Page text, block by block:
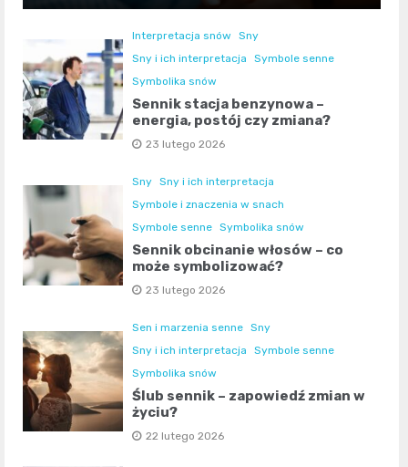
Interpretacja snów
Sny
Sny i ich interpretacja
Symbole senne
Symbolika snów
Sennik stacja benzynowa –
energia, postój czy zmiana?
23 lutego 2026
Sny Sny i ich interpretacja
Symbole i znaczenia w snach
Symbole senne Symbolika snów
Sennik obcinanie włosów – co
może symbolizować?
23 lutego 2026
Sen i marzenia senne Sny
Sny i ich interpretacja
Symbole senne
Symbolika snów
Ślub sennik – zapowiedź zmian w
życiu?
22 lutego 2026